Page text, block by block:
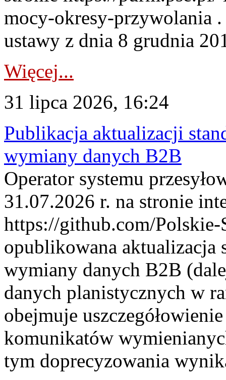
mocy-okresy-przywolania
ustawy z dnia 8 grudnia
Więcej...
31 lipca 2026, 16:24
Publikacja aktualizacji
wymiany danych B2B
Operator systemu
31.07.2026 r. na stronie
https://github.com/Polskie-
opublikowana aktualizacja
wymiany danych B2B
danych planistycznych w
obejmuje
komunikatów
tym doprecyzowania